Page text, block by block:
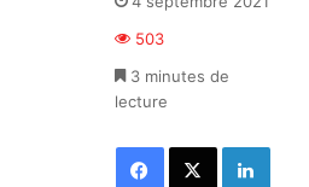
503
3 minutes de
lecture
Facebook X Linkedin